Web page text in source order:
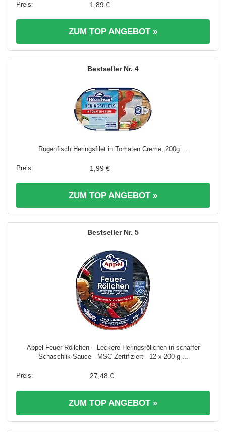
1,89 €
ZUM TOP ANGEBOT »
4
Rügenfisch Heringsfilet in Tomaten Creme, 200g ...
1,99 €
ZUM TOP ANGEBOT »
5
Appel Feuer-Röllchen – Leckere Heringsröllchen in scharfer
Schaschlik-Sauce - MSC Zertifiziert - 12 x 200 g ...
27,48 €
ZUM TOP ANGEBOT »